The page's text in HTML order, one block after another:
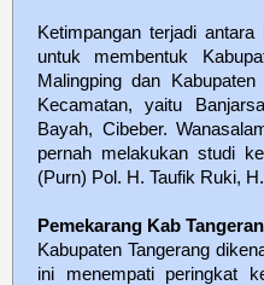
Ketimpangan terjadi
untuk membentuk
Malingping dan
Kecamatan, yaitu
Bayah, Cibeber.
pernah melakukan studi
(Purn) Pol. H. Taufik Ruki,
Pemekarang Kab
Kabupaten Tangerang
ini menempati peringkat